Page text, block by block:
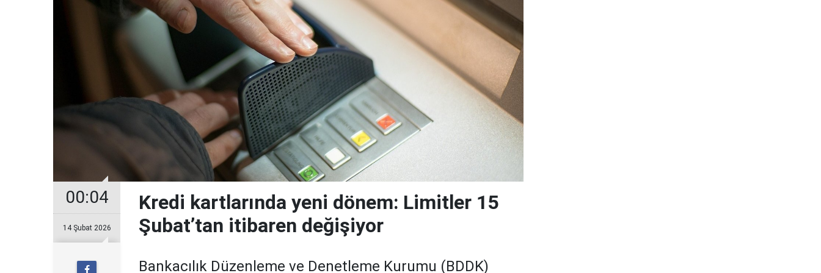
00:04
14 Şubat 2026
Kredi kartlarında yeni dönem: Limitler 15
Şubat’tan itibaren değişiyor
Bankacılık Düzenleme ve Denetleme Kurumu (BDDK)